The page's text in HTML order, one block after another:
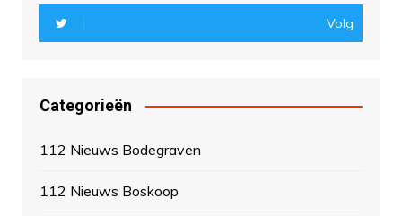
Volg
Categorieën
112 Nieuws Bodegraven
112 Nieuws Boskoop